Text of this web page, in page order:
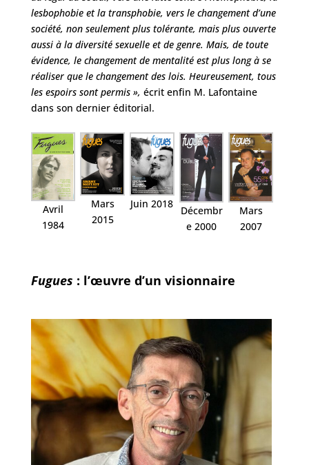
lesbophobie et la transphobie, vers le changement d’une
société, non seulement plus tolérante, mais plus ouverte
aussi à la diversité sexuelle et de genre. Mais, de toute
évidence, le changement de mentalité est plus long à se
réaliser que le changement des lois. Heureusement, tous
les espoirs sont permis », écrit enfin M. Lafontaine
dans son dernier éditorial.
Avril
1984
Mars
2015
Juin 2018
Décembr
e 2000
Mars
2007
Fugues : l’œuvre d’un visionnaire